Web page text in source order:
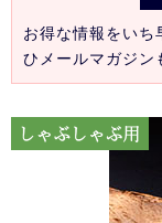
お得な情報をいち
ひメールマガジン